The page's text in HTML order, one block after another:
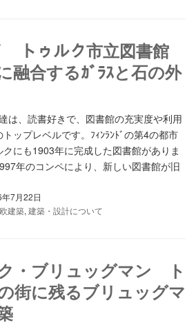
トゥルク市立図書館
融合するｶﾞﾗｽと石の外
は、読書好きで、図書館の充実度や利用
ップレベルです。ﾌｨﾝﾗﾝﾄﾞの第4の都市
クにも1903年に完成した図書館がありま
年のコンペにより、新しい図書館が旧
7月22日
建築, 建築・設計について
・ブリュッグマン ト
街に残るブリュッグマ